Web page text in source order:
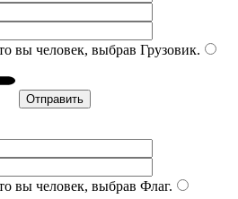
вы человек, выбрав Грузовик.
вы человек, выбрав Флаг.